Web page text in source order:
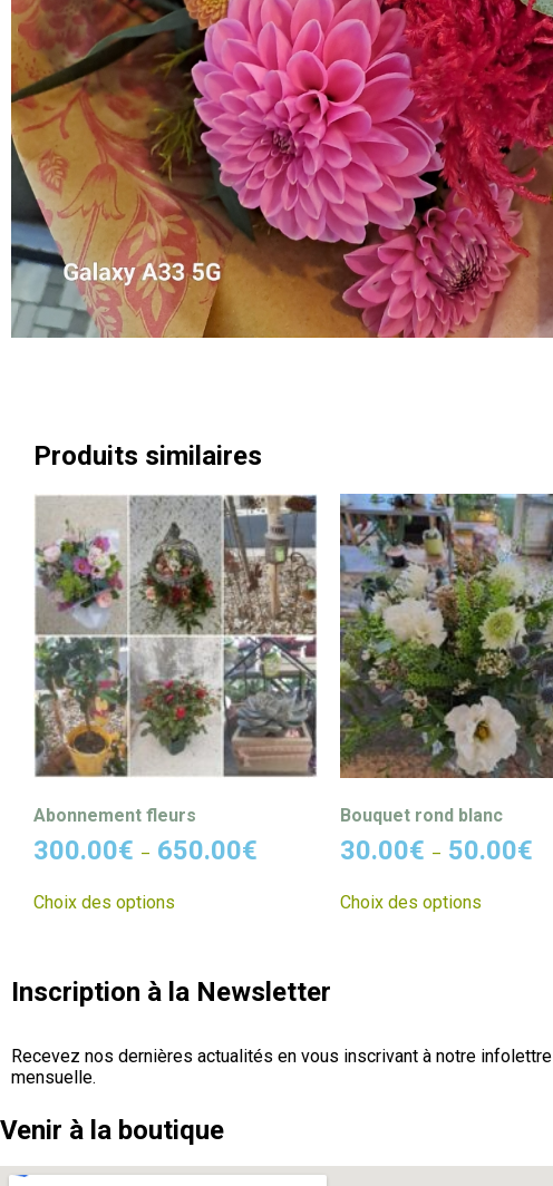
Produits similaires
Abonnement fleurs
300.00€ – 650.00€
Choix des options
Bouquet rond blanc
30.00€ – 50.00€
Choix des options
Inscription à la Newsletter
Recevez nos dernières actualités en vous inscrivant à notre infolettre
mensuelle.
Venir à la boutique